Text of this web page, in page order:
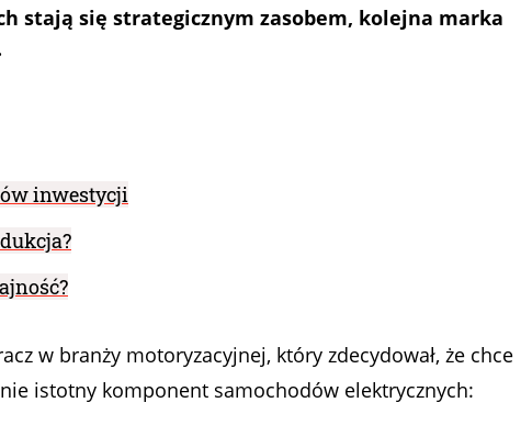
stają się strategicznym zasobem, kolejna marka
inwestycji
w branży motoryzacyjnej, który zdecydował, że chce
istotny komponent samochodów elektrycznych: